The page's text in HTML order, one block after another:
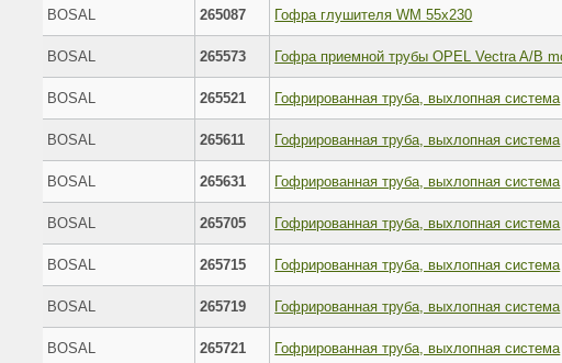
BOSAL 265087 Гофра глушителя WM 55x230
BOSAL 265573
BOSAL 265521 Гофрированная труба, выхлопная система
BOSAL 265611 Гофрированная труба, выхлопная система
BOSAL 265631 Гофрированная труба, выхлопная система
BOSAL 265705 Гофрированная труба, выхлопная система
BOSAL 265715 Гофрированная труба, выхлопная система
BOSAL 265719 Гофрированная труба, выхлопная система
BOSAL 265721 Гофрированная труба, выхлопная система